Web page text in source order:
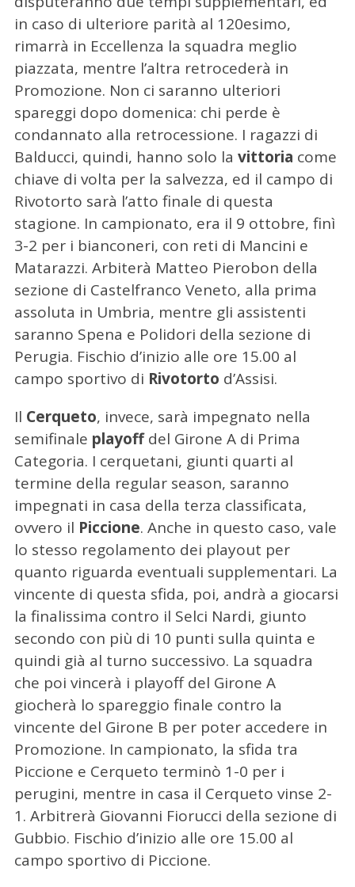
in caso di ulteriore parità al 120esimo,
rimarrà in Eccellenza la squadra meglio
piazzata, mentre l’altra retrocederà in
Promozione. Non ci saranno ulteriori
spareggi dopo domenica: chi perde è
condannato alla retrocessione. I ragazzi di
Balducci, quindi, hanno solo la vittoria come
chiave di volta per la salvezza, ed il campo di
Rivotorto sarà l’atto finale di questa
stagione. In campionato, era il 9 ottobre, finì
3-2 per i bianconeri, con reti di Mancini e
Matarazzi. Arbiterà Matteo Pierobon della
sezione di Castelfranco Veneto, alla prima
assoluta in Umbria, mentre gli assistenti
saranno Spena e Polidori della sezione di
Perugia. Fischio d’inizio alle ore 15.00 al
campo sportivo di Rivotorto d’Assisi.
Il Cerqueto, invece, sarà impegnato nella
semifinale playoffdel Girone A di Prima
Categoria. I cerquetani, giunti quarti al
termine della regular season, saranno
impegnati in casa della terza classificata,
ovvero il Piccione. Anche in questo caso, vale
lo stesso regolamento dei playout per
quanto riguarda eventuali supplementari. La
vincente di questa sfida, poi, andrà a giocarsi
la finalissima contro il Selci Nardi, giunto
secondo con più di 10 punti sulla quinta e
quindi già al turno successivo. La squadra
che poi vincerà i playoff del Girone A
giocherà lo spareggio finale contro la
vincente del Girone B per poter accedere in
Promozione. In campionato, la sfida tra
Piccione e Cerqueto terminò 1-0 per i
perugini, mentre in casa il Cerqueto vinse 2-
1. Arbitrerà Giovanni Fiorucci della sezione di
Gubbio. Fischio d’inizio alle ore 15.00 al
campo sportivo di Piccione.